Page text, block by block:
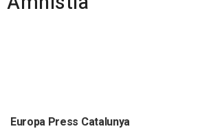
Europa Press Catalunya